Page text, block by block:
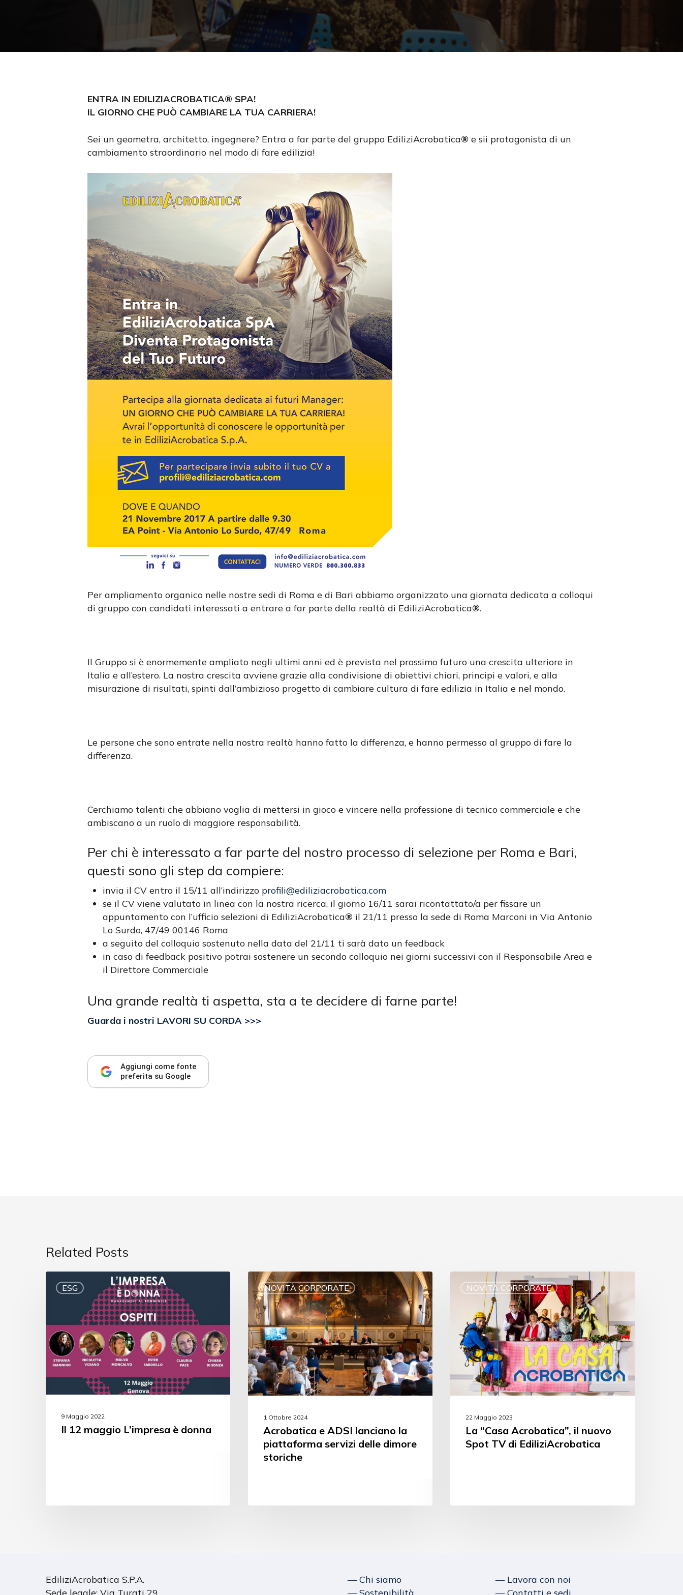
Premi invio per cercare oppure ESC per uscire
ENTRA IN EDILIZIACROBATICA® SPA!
IL GIORNO CHE PUÒ CAMBIARE LA TUA CARRIERA!
Sei un geometra, architetto, ingegnere? Entra a far parte del gruppo EdiliziAcrobatica® e sii protagonista di un
cambiamento straordinario nel modo di fare edilizia!
Per ampliamento organico nelle nostre sedi di Roma e di Bari abbiamo organizzato una giornata dedicata a colloqui
di gruppo con candidati interessati a entrare a far parte della realtà di EdiliziAcrobatica®.
Il Gruppo si è enormemente ampliato negli ultimi anni ed è prevista nel prossimo futuro una crescita ulteriore in
Italia e all’estero. La nostra crescita avviene grazie alla condivisione di obiettivi chiari, principi e valori, e alla
misurazione di risultati, spinti dall’ambizioso progetto di cambiare cultura di fare edilizia in Italia e nel mondo.
Le persone che sono entrate nella nostra realtà hanno fatto la differenza, e hanno permesso al gruppo di fare la
differenza.
Cerchiamo talenti che abbiano voglia di mettersi in gioco e vincere nella professione di tecnico commerciale e che
ambiscano a un ruolo di maggiore responsabilità.
Per chi è interessato a far parte del nostro processo di selezione per Roma e Bari,
questi sono gli step da compiere:
invia il CV entro il 15/11 all’indirizzo profili@ediliziacrobatica.com
se il CV viene valutato in linea con la nostra ricerca, il giorno 16/11 sarai ricontattato/a per fissare un
appuntamento con l’ufficio selezioni di EdiliziAcrobatica® il 21/11 presso la sede di Roma Marconi in Via Antonio
Lo Surdo, 47/49 00146 Roma
a seguito del colloquio sostenuto nella data del 21/11 ti sarà dato un feedback
in caso di feedback positivo potrai sostenere un secondo colloquio nei giorni successivi con il Responsabile Area e
il Direttore Commerciale
Una grande realtà ti aspetta, sta a te decidere di farne parte!
Guarda i nostri LAVORI SU CORDA >>>
Aggiungi come fonte
preferita su Google
Related Posts
ESG
9 Maggio 2022
Il 12 maggio L’impresa è donna
NOVITÀ CORPORATE
1 Ottobre 2024
Acrobatica e ADSI lanciano la
piattaforma servizi delle dimore
storiche
NOVITÀ CORPORATE
22 Maggio 2023
La “Casa Acrobatica”, il nuovo
Spot TV di EdiliziAcrobatica
EdiliziAcrobatica S.P.A.
― Chi siamo
― Lavora con noi